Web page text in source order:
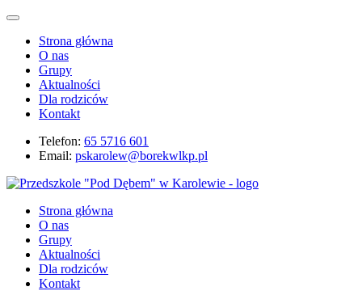
Strona główna
O nas
Grupy
Aktualności
Dla rodziców
Kontakt
Telefon: 65 5716 601
Email: pskarolew@borekwlkp.pl
Strona główna
O nas
Grupy
Aktualności
Dla rodziców
Kontakt